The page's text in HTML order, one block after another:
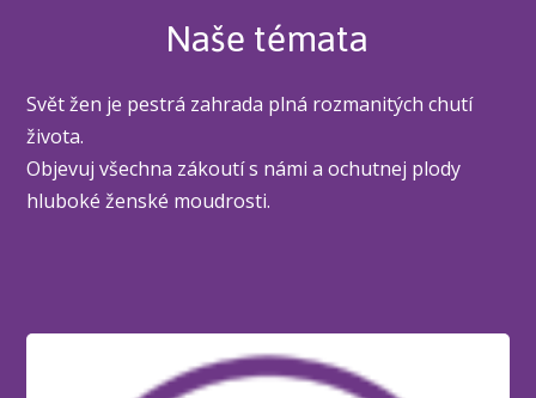
Naše témata
Svět žen je pestrá zahrada plná rozmanitých chutí
života.
Objevuj všechna zákoutí s námi a ochutnej plody
hluboké ženské moudrosti.